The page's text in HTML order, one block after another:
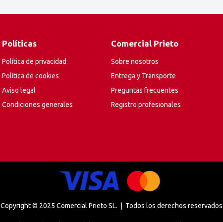
Políticas
Política de privacidad
Política de cookies
Aviso legal
Condiciones generales
Comercial Prieto
Sobre nosotros
Entrega y Transporte
Preguntas frecuentes
Registro profesionales
Copyright © 2025 Comercial Prieto SL. | Todos los derechos